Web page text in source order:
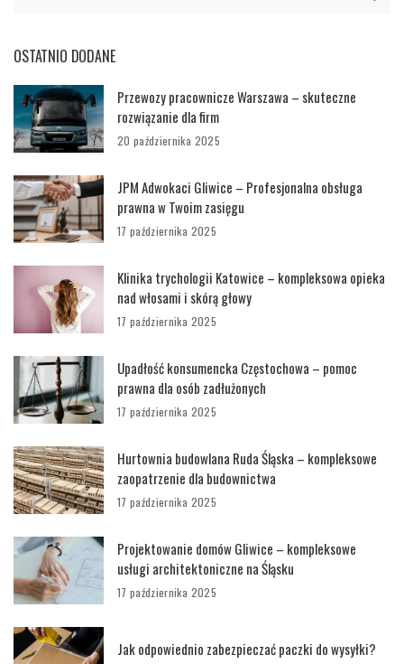
OSTATNIO DODANE
Przewozy pracownicze Warszawa – skuteczne
rozwiązanie dla firm
20 października 2025
JPM Adwokaci Gliwice – Profesjonalna obsługa
prawna w Twoim zasięgu
17 października 2025
Klinika trychologii Katowice – kompleksowa opieka
nad włosami i skórą głowy
17 października 2025
Upadłość konsumencka Częstochowa – pomoc
prawna dla osób zadłużonych
17 października 2025
Hurtownia budowlana Ruda Śląska – kompleksowe
zaopatrzenie dla budownictwa
17 października 2025
Projektowanie domów Gliwice – kompleksowe
usługi architektoniczne na Śląsku
17 października 2025
Jak odpowiednio zabezpieczać paczki do wysyłki?